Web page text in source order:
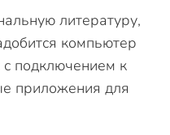
литературу,
компьютер
с подключением к
приложения для